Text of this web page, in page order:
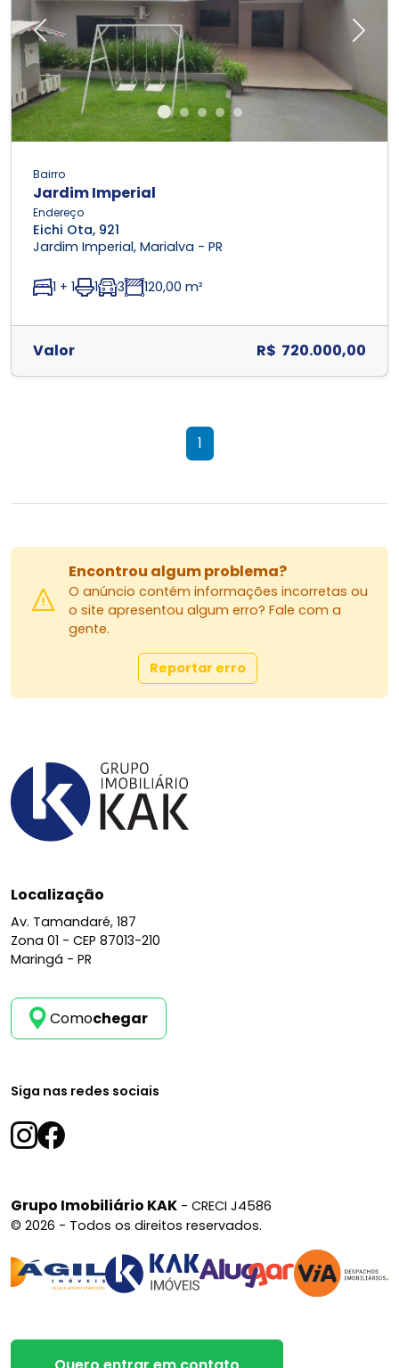
Previous Next
Bairro
Jardim Imperial
Endereço
Eichi Ota, 921
Jardim Imperial, Marialva - PR
1 + 1 1 3 120,00 m²
Valor R$ 720.000,00
1
Encontrou algum problema?
O anúncio contém informações incorretas ou
o site apresentou algum erro? Fale com a
gente.
Reportar erro
Localização
Av. Tamandaré, 187
Zona 01 - CEP 87013-210
Maringá - PR
Comochegar
Siga nas redes sociais
Grupo Imobiliário KAK - CRECI J4586
© 2026 - Todos os direitos reservados.